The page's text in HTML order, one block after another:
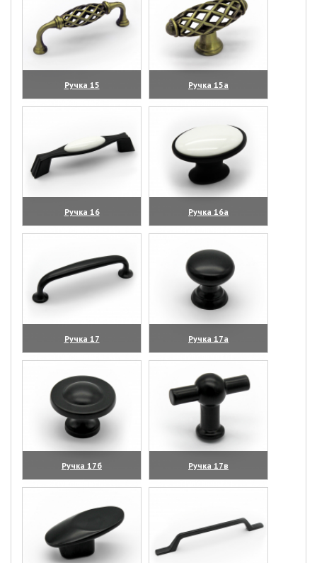
Ручка 15
(увеличить)
Ручка 15а
(увеличить)
Ручка 16
(увеличить)
Ручка 16а
(увеличить)
Ручка 17
(увеличить)
Ручка 17а
(увеличить)
Ручка 17б
(увеличить)
Ручка 17в
(увеличить)